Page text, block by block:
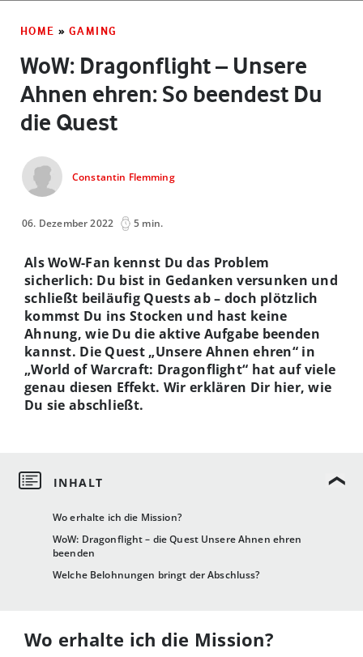
HOME » GAMING
WoW: Dragonflight – Unsere
Ahnen ehren: So beendest Du
die Quest
Constantin Flemming
06. Dezember 2022 5 min.
Wo erhalte ich die Mission?
WoW: Dragonflight – die Quest Unsere Ahnen ehren
beenden
Welche Belohnungen bringt der Abschluss?
Als WoW-Fan kennst Du das Problem
sicherlich: Du bist in Gedanken versunken und
schließt beiläufig Quests ab – doch plötzlich
kommst Du ins Stocken und hast keine
Ahnung, wie Du die aktive Aufgabe beenden
kannst. Die Quest „Unsere Ahnen ehren“ in
„World of Warcraft: Dragonflight“ hat auf viele
genau diesen Effekt. Wir erklären Dir hier, wie
Du sie abschließt.
Wo erhalte ich die Mission?